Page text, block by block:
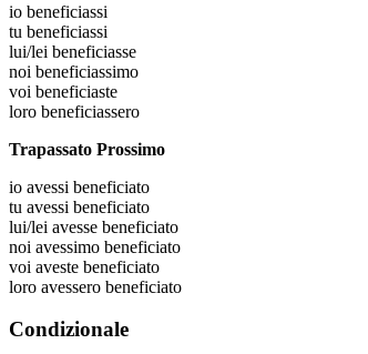
io beneficiassi
tu beneficiassi
lui/lei beneficiasse
noi beneficiassimo
voi beneficiaste
loro beneficiassero
Trapassato Prossimo
io avessi beneficiato
tu avessi beneficiato
lui/lei avesse beneficiato
noi avessimo beneficiato
voi aveste beneficiato
loro avessero beneficiato
Condizionale